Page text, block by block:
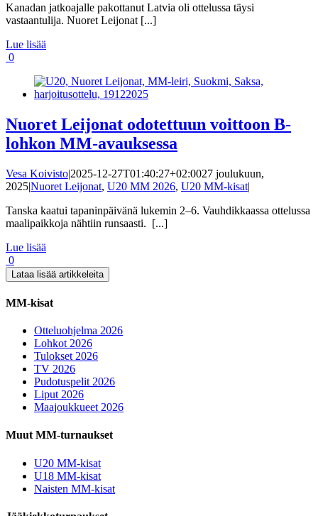
Kanadan jatkoajalle pakottanut Latvia oli ottelussa täysi
vastaantulija. Nuoret Leijonat [...]
Lue lisää
0
Nuoret Leijonat odotettuun voittoon B-
lohkon MM-avauksessa
Vesa Koivisto|2025-12-27T01:40:27+02:0027 joulukuun,
2025|Nuoret Leijonat, U20 MM 2026, U20 MM-kisat|
Tanska kaatui tapaninpäivänä lukemin 2–6. Vauhdikkaassa ottelussa
maalipaikkoja nähtiin runsaasti. [...]
Lue lisää
0
Lataa lisää artikkeleita
MM-kisat
Otteluohjelma 2026
Lohkot 2026
Tulokset 2026
TV 2026
Pudotuspelit 2026
Liput 2026
Maajoukkueet 2026
Muut MM-turnaukset
U20 MM-kisat
U18 MM-kisat
Naisten MM-kisat